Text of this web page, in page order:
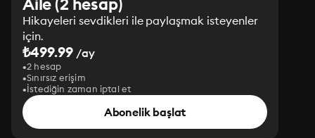
Hikayeleri sevdikleri ile paylaşmak isteyenler
için.
₺499.99 /ay
2 hesap
Sınırsız erişim
İstediğin zaman iptal et
Abonelik başlat